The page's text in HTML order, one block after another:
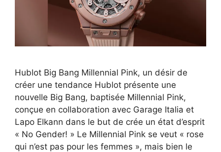
Hublot Big Bang Millennial Pink, un désir de
créer une tendance Hublot présente une
nouvelle Big Bang, baptisée Millennial Pink,
conçue en collaboration avec Garage Italia et
Lapo Elkann dans le but de crée un état d’esprit
« No Gender! » Le Millennial Pink se veut « rose
qui n’est pas pour les femmes », mais bien le